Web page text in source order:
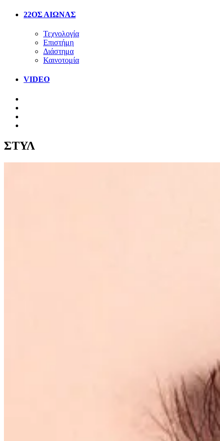
22ΟΣ ΑΙΩΝΑΣ
Τεχνολογία
Επιστήμη
Διάστημα
Καινοτομία
VIDEO
ΣΤΥΛ